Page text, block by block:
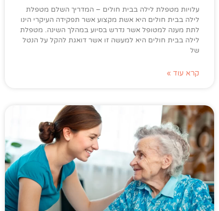
עלויות מטפלת לילה בבית חולים – המדריך השלם מטפלת
לילה בבית חולים היא אשת מקצוע אשר תפקידה העיקרי הינו
לתת מענה למטופל אשר נדרש בסיוע במהלך השינה. מטפלת
לילה בבית חולים היא למעשה זו אשר דואגת להקל על הנטל
של
קרא עוד »